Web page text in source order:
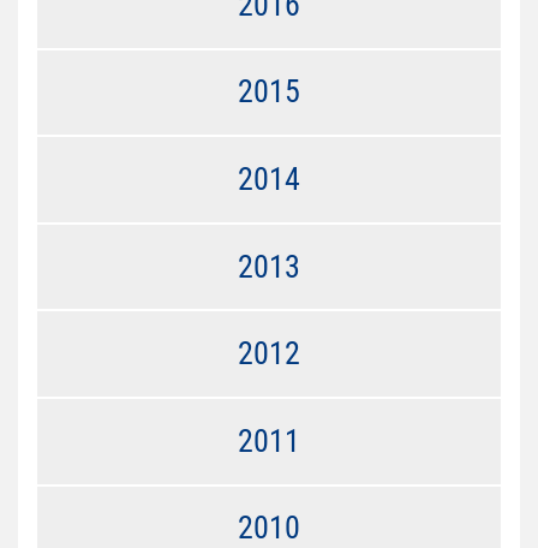
2015
2014
2013
2012
2011
2010